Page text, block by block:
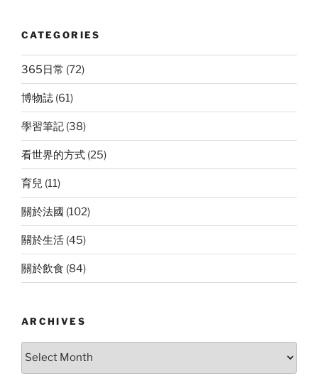
CATEGORIES
365日常 (72)
博物誌 (61)
學習筆記 (38)
看世界的方式 (25)
育兒 (11)
關於法國 (102)
關於生活 (45)
關於飲食 (84)
ARCHIVES
Archives